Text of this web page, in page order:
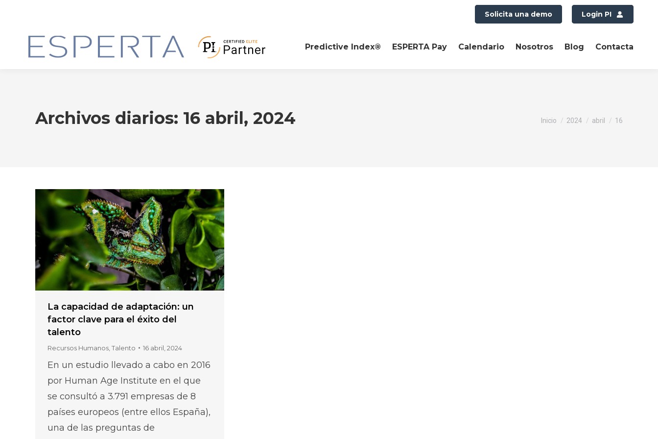
Solicita una demo Login PI
Predictive Index® ESPERTA Pay Calendario Nosotros Blog Contacta
Archivos diarios: 16 abril, 2024 Estás aquí:
Inicio 2024 abril 16
La capacidad de adaptación: un
factor clave para el éxito del
talento
Recursos Humanos,Talento 16 abril, 2024
En un estudio llevado a cabo en 2016
por Human Age Institute en el que
se consultó a 3.791 empresas de 8
países europeos (entre ellos España),
una de las preguntas de